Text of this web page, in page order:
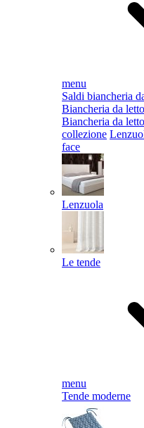
menu
Saldi biancheria
Biancheria da
Biancheria da
collezione
face
Lenzuola
Le tende
menu
Tende moderne